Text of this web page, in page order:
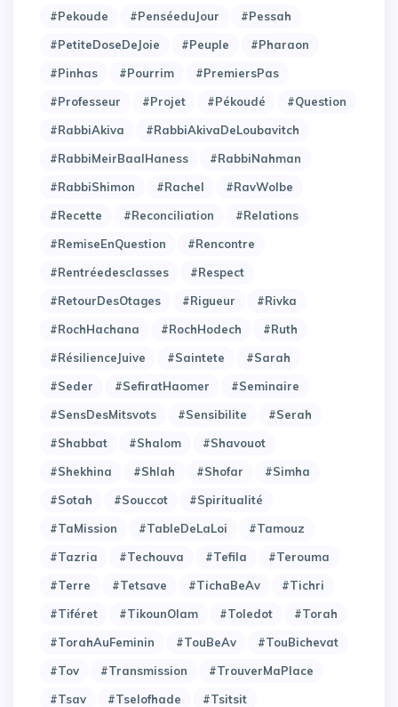
#Pekoude
#PenséeduJour
#Pessah
#PetiteDoseDeJoie
#Peuple
#Pharaon
#Pinhas
#Pourrim
#PremiersPas
#Professeur
#Projet #Pékoudé
#Question
#RabbiAkiva
#RabbiAkivaDeLoubavitch
#RabbiMeirBaalHaness
#RabbiNahman
#RabbiShimon
#Rachel
#RavWolbe
#Recette
#Reconciliation
#Relations
#RemiseEnQuestion
#Rencontre
#Rentréedesclasses
#Respect
#RetourDesOtages
#Rigueur
#Rivka
#RochHachana
#RochHodech
#Ruth
#RésilienceJuive
#Saintete
#Sarah
#Seder
#SefiratHaomer
#Seminaire
#SensDesMitsvots
#Sensibilite
#Serah
#Shabbat
#Shalom
#Shavouot
#Shekhina
#Shlah #Shofar
#Simha
#Sotah
#Souccot
#Spiritualité
#TaMission
#TableDeLaLoi
#Tamouz
#Tazria
#Techouva #Tefila
#Terouma
#Terre
#Tetsave #TichaBeAv
#Tichri
#Tiféret
#TikounOlam #Toledot
#Torah
#TorahAuFeminin
#TouBeAv
#TouBichevat
#Tov
#Transmission
#TrouverMaPlace
#Tsav
#Tselofhade
#Tsitsit